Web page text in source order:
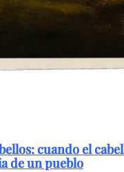
cuando el
de un pueblo